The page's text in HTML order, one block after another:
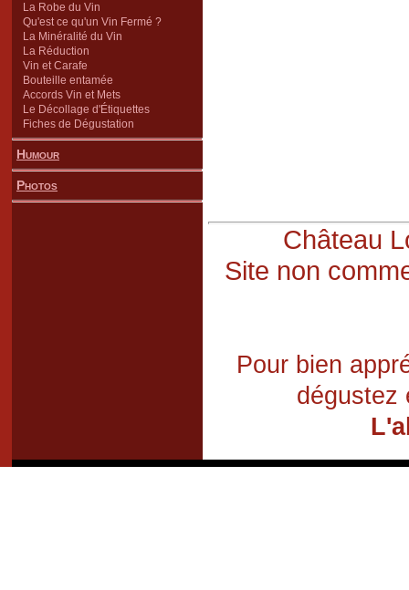
La Robe du Vin
Qu'est ce qu'un Vin Fermé ?
La Minéralité du Vin
La Réduction
Vin et Carafe
Bouteille entamée
Accords Vin et Mets
Le Décollage d'Étiquettes
Fiches de Dégustation
Humour
Photos
Château
Site non
Pour bien
dégustez